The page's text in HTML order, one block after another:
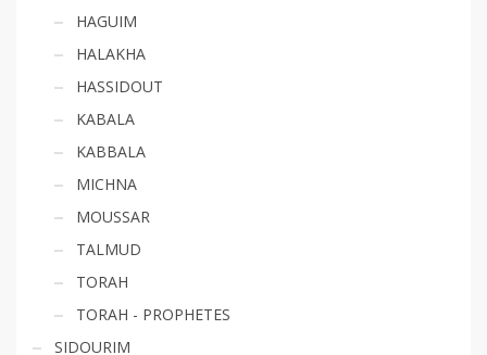
HAGUIM
HALAKHA
HASSIDOUT
KABALA
KABBALA
MICHNA
MOUSSAR
TALMUD
TORAH
TORAH - PROPHETES
SIDOURIM